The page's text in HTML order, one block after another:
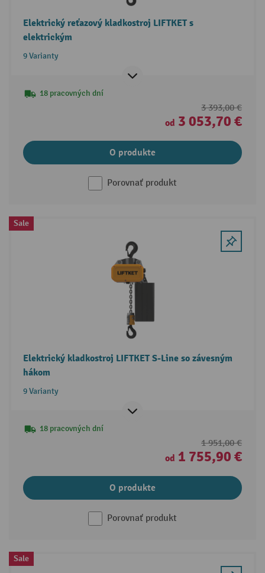
Elektrický reťazový kladkostroj LIFTKET s
elektrickým
9 Varianty
18 pracovných dní
3 393,00 €
od 3 053,70 €
O produkte
Porovnať produkt
Sale
Elektrický kladkostroj LIFTKET S-Line so závesným
hákom
9 Varianty
18 pracovných dní
1 951,00 €
od 1 755,90 €
O produkte
Porovnať produkt
Sale